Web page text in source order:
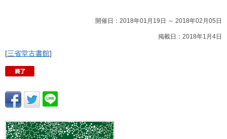
開催日：2018年01月19日 ～ 2018年02月05日
掲載日：2018年1月4日
[三省堂古書館]